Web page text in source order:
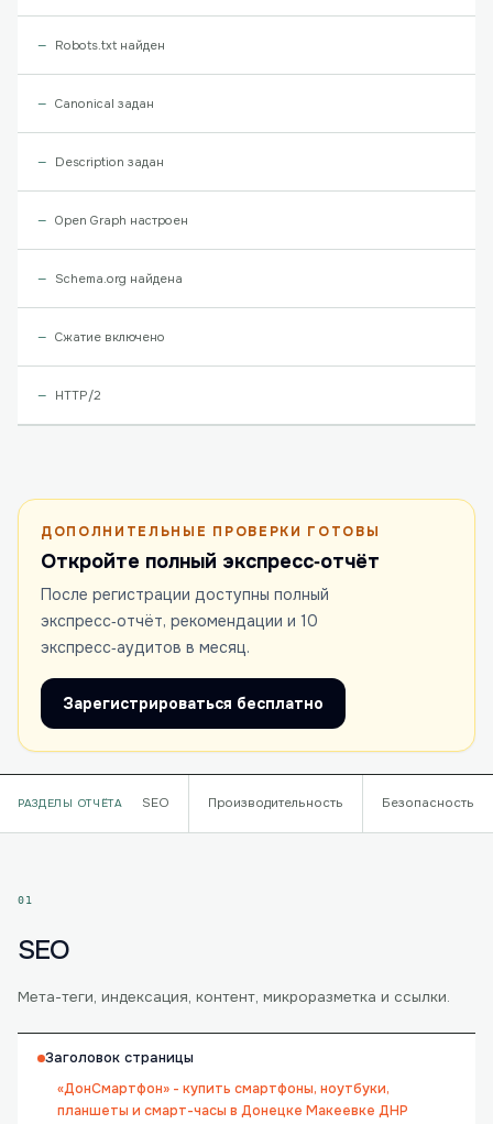
Robots.txt найден
Canonical задан
Description задан
Open Graph настроен
Schema.org найдена
Сжатие включено
HTTP/2
ДОПОЛНИТЕЛЬНЫЕ ПРОВЕРКИ ГОТОВЫ
Откройте полный экспресс‑отчёт
После регистрации доступны полный
экспресс‑отчёт, рекомендации и 10
экспресс‑аудитов в месяц.
Зарегистрироваться бесплатно
РАЗДЕЛЫ ОТЧЁТА SEO Производительность Безопасность
01
SEO
Мета-теги, индексация, контент, микроразметка и ссылки.
Заголовок страницы
«ДонСмартфон» - купить смартфоны, ноутбуки,
планшеты и смарт-часы в Донецке Макеевке ДНР